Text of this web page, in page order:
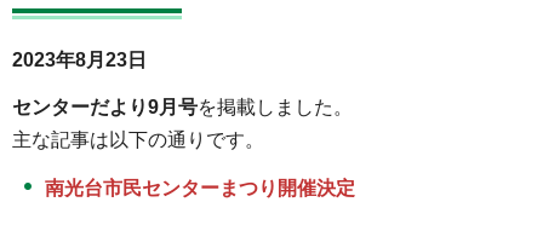
2023年8月23日
センターだより9月号を掲載しました。
主な記事は以下の通りです。
南光台市民センターまつり開催決定